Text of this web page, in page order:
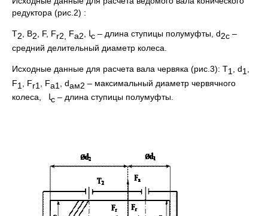
редуктора (рис.2) :
Т2 , В2 , F, Fr2, Fa2 , ﺎс – длина ступицы полумуфты, d2c –
средний делительный диаметр колеса.
Исходные данные для расчета вала червяка (рис.3): Т1 , d1
F1 , Fr1 , Fa1 , dам2 – максимальный диаметр червячного
колеса,
ﺎс – длина ступицы полумуфты.